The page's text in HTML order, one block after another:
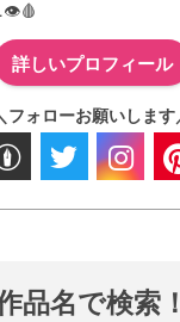
詳しいプロフィール
フォローお願いします
品名で検索！